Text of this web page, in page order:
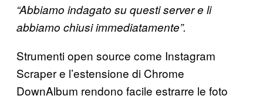
“Abbiamo indagato su questi server e li
abbiamo chiusi immediatamente”.
Strumenti open source come Instagram
Scraper e l’estensione di Chrome
DownAlbum rendono facile estrarre le foto